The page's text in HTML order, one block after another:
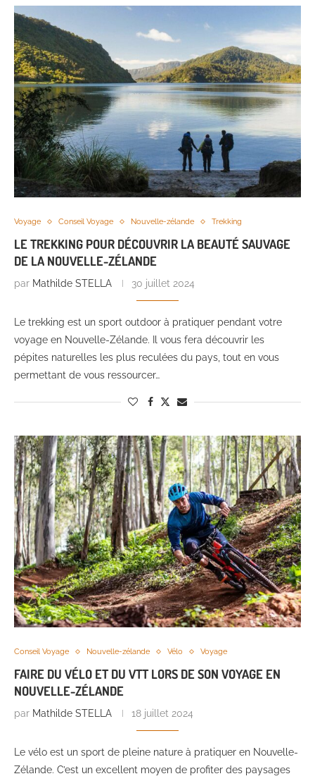
Voyage Conseil Voyage Nouvelle-zélande Trekking
LE TREKKING POUR DÉCOUVRIR LA BEAUTÉ SAUVAGE
DE LA NOUVELLE-ZÉLANDE
par Mathilde STELLA 30 juillet 2024
Le trekking est un sport outdoor à pratiquer pendant votre
voyage en Nouvelle-Zélande. Il vous fera découvrir les
pépites naturelles les plus reculées du pays, tout en vous
permettant de vous ressourcer…
Conseil Voyage Nouvelle-zélande Vélo Voyage
FAIRE DU VÉLO ET DU VTT LORS DE SON VOYAGE EN
NOUVELLE-ZÉLANDE
par Mathilde STELLA 18 juillet 2024
Le vélo est un sport de pleine nature à pratiquer en Nouvelle-
Zélande. C’est un excellent moyen de profiter des paysages